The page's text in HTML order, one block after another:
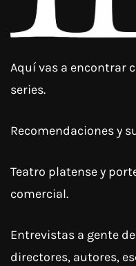
Aquí vas a encontrar
series.
Recomendaciones y
Teatro platense y
comercial.
Entrevistas a gente
directores, autores,